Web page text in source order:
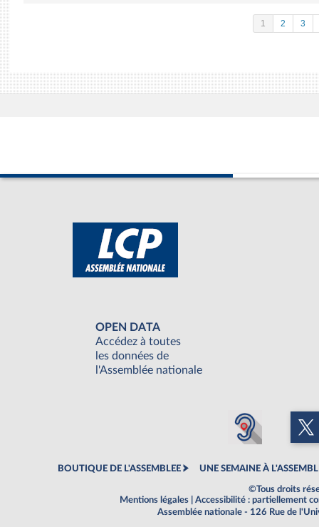
1 2 3
OPEN DATA
Accédez à toutes
les données de
l'Assemblée nationale
BOUTIQUE DE L'ASSEMBLEE UNE SEMAINE À
©Tous droits
Mentions légales
Accessibilité : partiellement
Assemblée nationale - 126 Rue de